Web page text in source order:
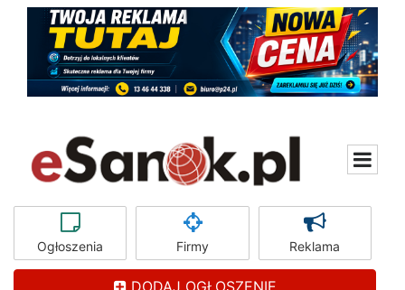
Ogłoszenia Firmy Reklama
DODAJ OGŁOSZENIE